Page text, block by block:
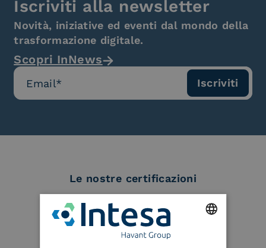
Iscriviti alla newsletter
Novità, iniziative ed eventi dal mondo della
trasformazione digitale.
Scopri InNews
Le nostre certificazioni